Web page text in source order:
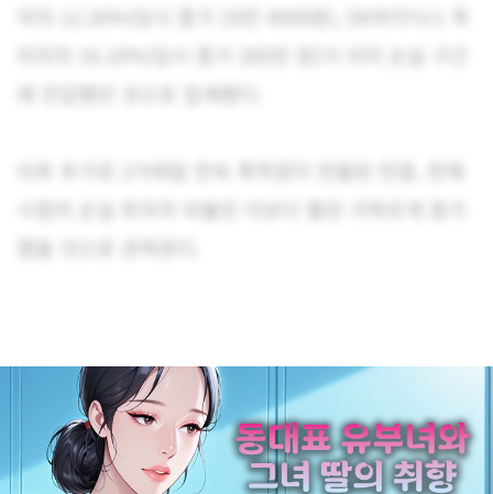
자의 12.26%(당시 종가 33만 4000원), SK하이닉스 투
이후 추가로 2거래일 연속 폭락장이 연출된 만큼, 현재
시점의 손실 투자자 비율은 이보다 훨씬 가파르게 증가
했을 것으로 관측된다.